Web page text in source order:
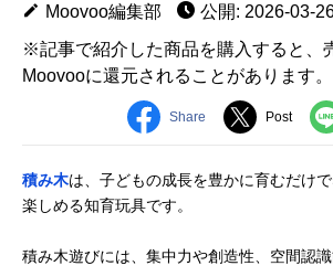
Moovoo編集部
公開: 2026-03-
※記事で紹介した商品を購入すると、
Moovooに還元されることがあります。
Share Post
積み木は、子どもの成長を豊かに育むだけ
楽しめる知育玩具です。
積み木遊びには、集中力や創造性、空間認